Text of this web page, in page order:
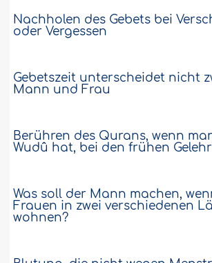
Nachholen des Gebets bei
oder Vergessen
Gebetszeit unterscheidet nicht
Mann und Frau
Berühren des Qurans, wenn
Wudû hat, bei den frühen
Was soll der Mann machen,
Frauen in zwei verschiedenen
wohnen?